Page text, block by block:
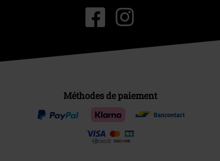
Méthodes de paiement